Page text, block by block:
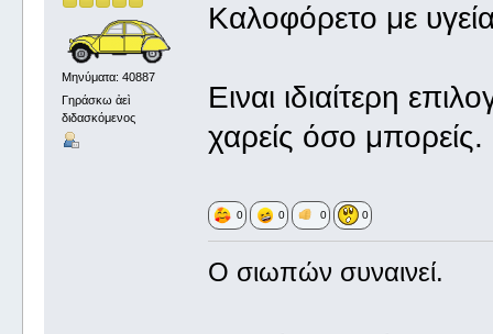
Μηνύματα: 40887
Γηράσκω ἀεὶ
διδασκόμενος
Καλοφόρετο με
Ειναι ιδιαίτερη
χαρείς όσο
0 0 0 0
Ο σιωπών συναινεί.